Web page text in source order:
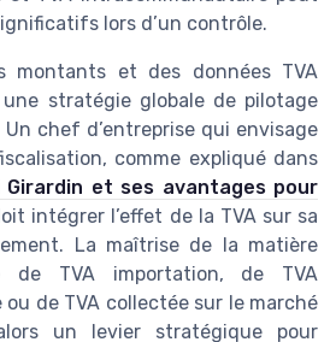
lors d’un contrôle.
montants et des données TVA
une stratégie globale de pilotage
chef d’entreprise qui envisage
comme expliqué dans
Girardin et ses avantages pour
intégrer l’effet de la TVA sur sa
La maîtrise de la matière
de TVA importation, de TVA
de TVA collectée sur le marché
un levier stratégique pour